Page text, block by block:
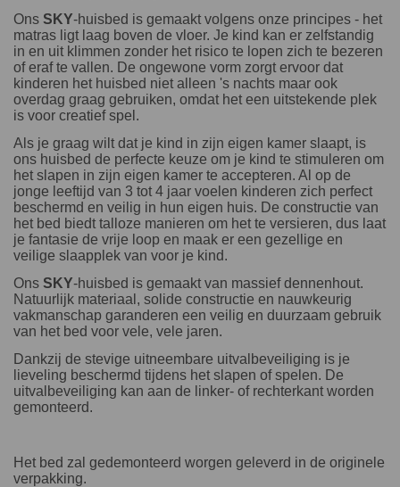
Ons SKY-huisbed is gemaakt volgens onze principes - het
matras ligt laag boven de vloer. Je kind kan er zelfstandig
in en uit klimmen zonder het risico te lopen zich te bezeren
of eraf te vallen. De ongewone vorm zorgt ervoor dat
kinderen het huisbed niet alleen 's nachts maar ook
overdag graag gebruiken, omdat het een uitstekende plek
is voor creatief spel.
Als je graag wilt dat je kind in zijn eigen kamer slaapt, is
ons huisbed de perfecte keuze om je kind te stimuleren om
het slapen in zijn eigen kamer te accepteren. Al op de
jonge leeftijd van 3 tot 4 jaar voelen kinderen zich perfect
beschermd en veilig in hun eigen huis. De constructie van
het bed biedt talloze manieren om het te versieren, dus laat
je fantasie de vrije loop en maak er een gezellige en
veilige slaapplek van voor je kind.
Ons SKY-huisbed is gemaakt van massief dennenhout.
Natuurlijk materiaal, solide constructie en nauwkeurig
vakmanschap garanderen een veilig en duurzaam gebruik
van het bed voor vele, vele jaren.
Dankzij de stevige uitneembare uitvalbeveiliging is je
lieveling beschermd tijdens het slapen of spelen. De
uitvalbeveiliging kan aan de linker- of rechterkant worden
gemonteerd.
Het bed zal gedemonteerd worgen geleverd in de originele
verpakking.